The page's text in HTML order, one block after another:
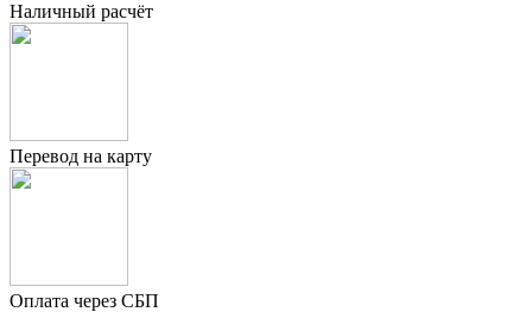
Наличный расчёт
Перевод на карту
Оплата через СБП